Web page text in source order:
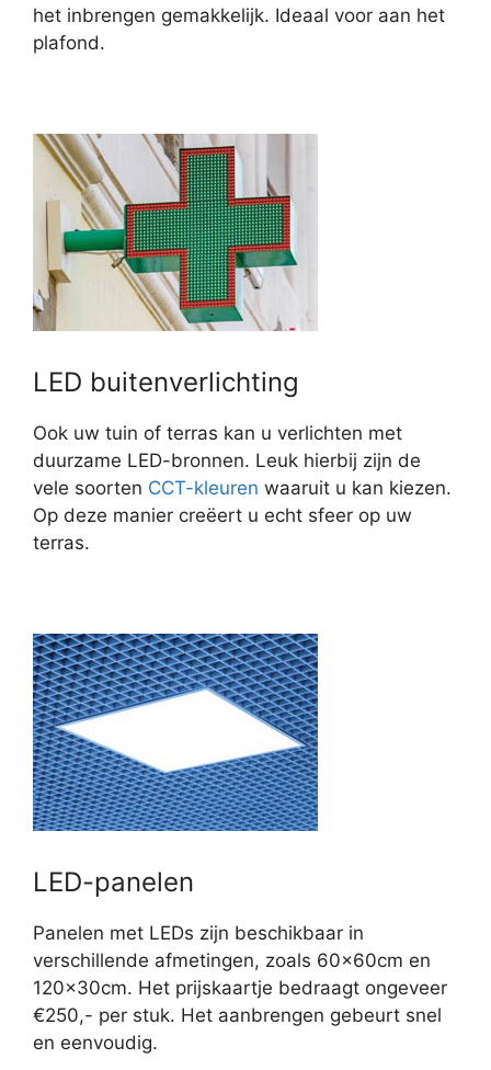
het inbrengen gemakkelijk. Ideaal voor aan het
plafond.
LED buitenverlichting
Ook uw tuin of terras kan u verlichten met
duurzame LED-bronnen. Leuk hierbij zijn de
vele soorten CCT-kleuren waaruit u kan kiezen.
Op deze manier creëert u echt sfeer op uw
terras.
LED-panelen
Panelen met LEDs zijn beschikbaar in
verschillende afmetingen, zoals 60x60cm en
120x30cm. Het prijskaartje bedraagt ongeveer
€250,- per stuk. Het aanbrengen gebeurt snel
en eenvoudig.